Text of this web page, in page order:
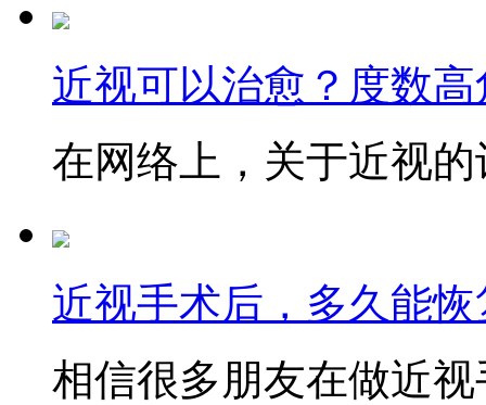
近视可以治愈？度数
在网络上，关于近视
近视手术后，多久能
相信很多朋友在做近